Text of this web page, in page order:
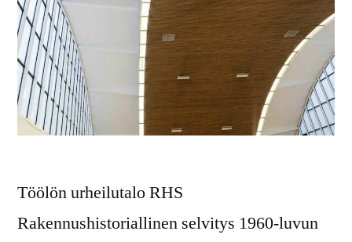
Töölön urheilutalo RHS
Rakennushistoriallinen selvitys 1960-luvun